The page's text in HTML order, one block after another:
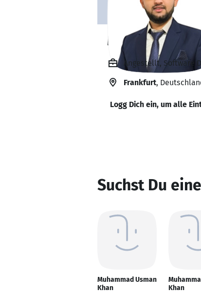
Muhammad
Angestellt, Software
Frankfurt,
Logg Dich ein, um alle
Suchst Du
Muhammad Usman
Khan
Khan